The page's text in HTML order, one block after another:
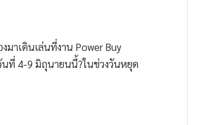
มาเดินเล่นที่งาน Power Buy
ที่ 4-9 มิถุนายนนี้?ในช่วงวันหยุด